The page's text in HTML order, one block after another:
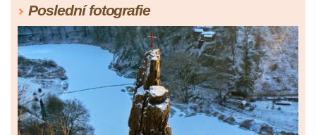
Poslední fotografie